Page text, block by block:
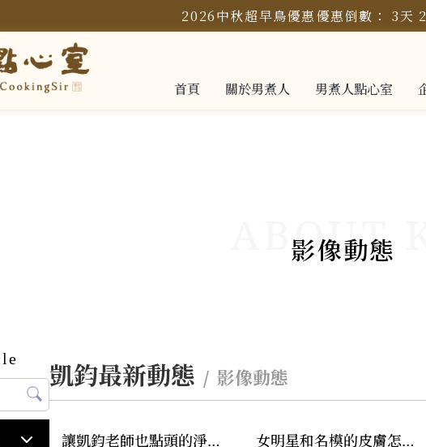
2026中秋超早鳥優惠優惠倒數：3天 2
首頁
關於男煮人
男煮人點心室
影像動態
凱鈞最新動態 影像動態
讓凱鈞老師也點頭的淨水
女明星和名模的皮膚怎麼